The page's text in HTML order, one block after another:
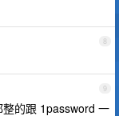
8
9
的跟 1password 一